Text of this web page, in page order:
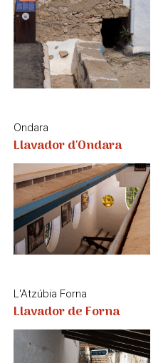
L'Atzúbia Forna
Llavador de Forna